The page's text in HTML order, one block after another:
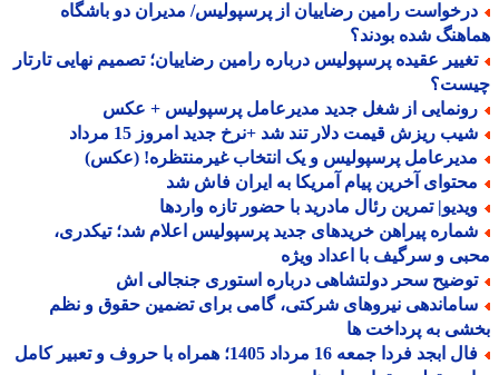
رامین رضاییان از پرسپولیس/ مدیران دو باشگاه
شده بودند؟
عقیده پرسپولیس درباره رامین رضاییان؛ تصمیم نهایی تارتار
از شغل جدید مدیرعامل پرسپولیس + عکس
ریزش قیمت دلار تند شد +نرخ جدید امروز 15 مرداد
پرسپولیس و یک انتخاب غیرمنتظره! (عکس)
آخرین پیام آمریکا به ایران فاش شد
تمرین رئال مادرید با حضور تازه واردها
پیراهن خریدهای جدید پرسپولیس اعلام شد؛ تیکدری،
و سرگیف با اعداد ویژه
سحر دولتشاهی درباره استوری جنجالی اش
نیروهای شرکتی، گامی برای تضمین حقوق و نظم
به پرداخت ها
فال ابجد فردا جمعه 16 مرداد 1405؛ همراه با حروف و تعبیر کامل